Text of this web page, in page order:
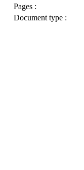
Pages :
Document type :